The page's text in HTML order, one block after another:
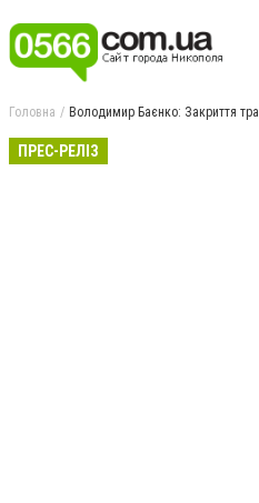
Головна Володимир Баєнко: Закриття
ПРЕС-РЕЛІЗ